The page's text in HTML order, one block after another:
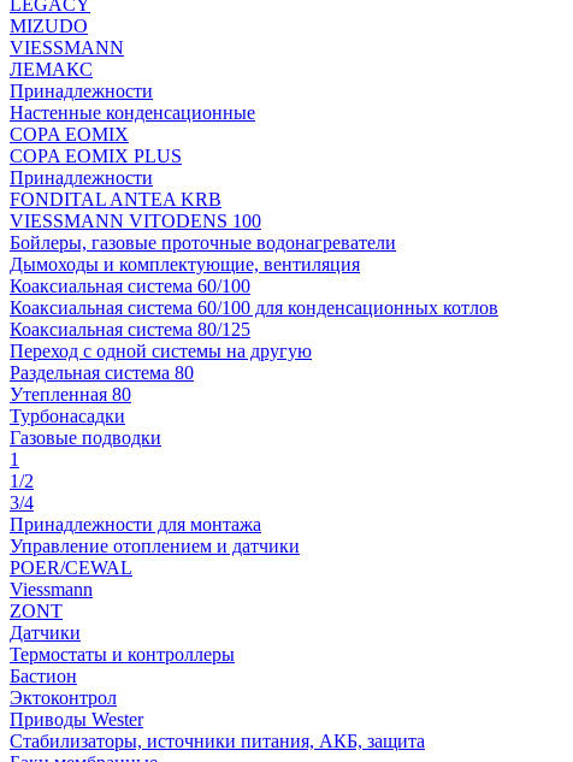
LEGACY
MIZUDO
VIESSMANN
ЛЕМАКС
Принадлежности
Настенные конденсационные
COPA EOMIX
COPA EOMIX PLUS
Принадлежности
FONDITAL ANTEA KRB
VIESSMANN VITODENS 100
Бойлеры, газовые проточные водонагреватели
Дымоходы и комплектующие, вентиляция
Коаксиальная система 60/100
Коаксиальная система 60/100 для конденсационных котлов
Коаксиальная система 80/125
Переход с одной системы на другую
Раздельная система 80
Утепленная 80
Турбонасадки
Газовые подводки
1
1/2
3/4
Принадлежности для монтажа
Управление отоплением и датчики
POER/CEWAL
Viessmann
ZONT
Датчики
Термостаты и контроллеры
Бастион
Эктоконтрол
Приводы Wester
Стабилизаторы, источники питания, АКБ, защита